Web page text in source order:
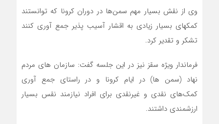
وی از نقش بسیار مهم سمن‌ها در دوران کرونا که توانستند
کمکهای بسیار زیادی به اقشار آسیب پذیر جمع آوری کنند
تشکر و تقدیر کرد.
فرماندار ویژه سقز نیز در این جلسه گفت: سازمان های مردم
نهاد (سمن ها) در ایام کرونا و در راستای جمع آوری
کمک‌های نقدی و غیرنقدی برای افراد نیازمند نقس بسیار
ارزشمندی داشتند.